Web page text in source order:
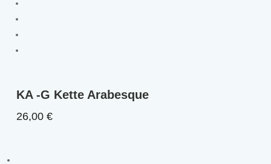
KA -G Kette Arabesque
26,00€